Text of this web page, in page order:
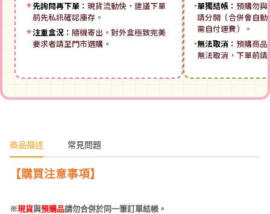
✦先詢問再下單： 現貨流動快，建議下單
前先私訊確認庫存。
✦注重盒況： 隨機寄出。對外盒極致完美
要求者請至門市選購。
▪單獨結帳： 預購勿與
請分開（合併會自
需自付運費）。
▪無法取消： 預購商品
無法取消，下單前
商品描述 常見問題
【購買注意事項】
※現貨與預購品請勿合併於同一筆訂單結帳。